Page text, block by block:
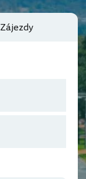
Zájezdy